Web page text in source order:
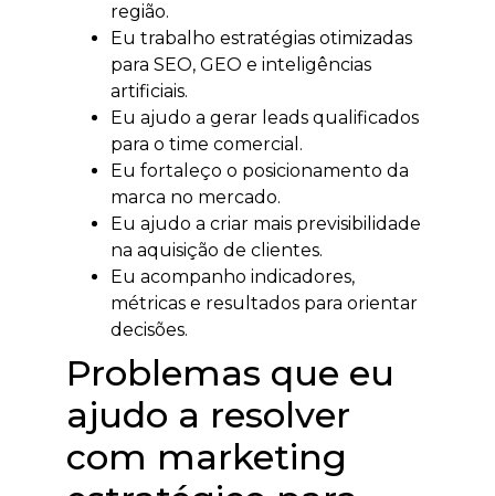
região.
Eu trabalho estratégias otimizadas
para SEO, GEO e inteligências
artificiais.
Eu ajudo a gerar leads qualificados
para o time comercial.
Eu fortaleço o posicionamento da
marca no mercado.
Eu ajudo a criar mais previsibilidade
na aquisição de clientes.
Eu acompanho indicadores,
métricas e resultados para orientar
decisões.
Problemas que eu
ajudo a resolver
com marketing